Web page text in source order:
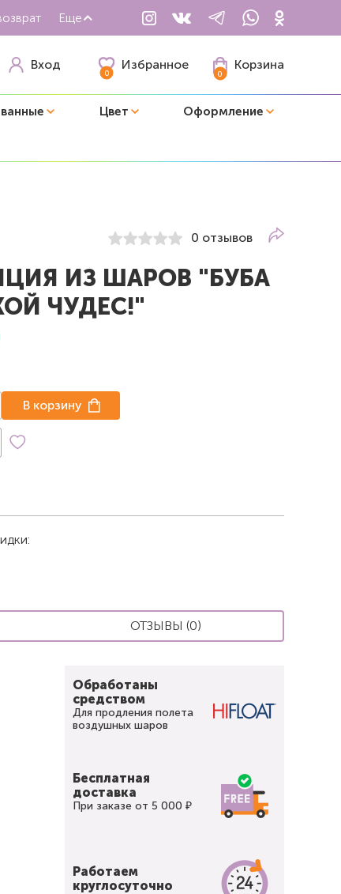
Еще
Вход
0
Избранное
0
Корзина
Цвет Оформление
0 отзывов
ИЗ ШАРОВ "БУБА
ЧУДЕС!"
В корзину
ОТЗЫВЫ (0)
Обработаны
средством
Для продления полета
воздушных шаров
Бесплатная
доставка
При заказе от 5 000 ₽
Работаем
круглосуточно